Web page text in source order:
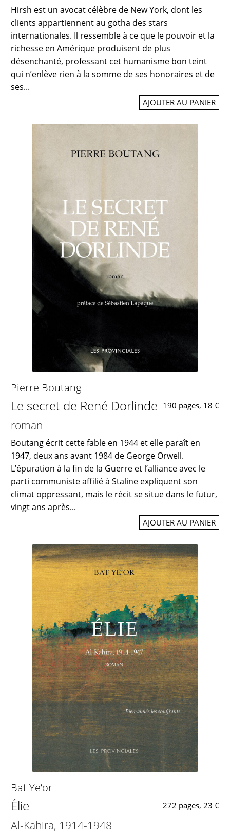
Hirsh est un avocat célèbre de New York, dont les
clients appartiennent au gotha des stars
internationales. Il ressemble à ce que le pouvoir et la
richesse en Amérique produisent de plus
désenchanté, professant cet humanisme bon teint
qui n’enlève rien à la somme de ses honoraires et de
ses...
AJOUTER AU PANIER
Pierre Boutang
Le secret de René Dorlinde 190 pages, 18 €
roman
Boutang écrit cette fable en 1944 et elle paraît en
1947, deux ans avant 1984 de George Orwell.
L’épuration à la fin de la Guerre et l’alliance avec le
parti communiste affilié à Staline expliquent son
climat oppressant, mais le récit se situe dans le futur,
vingt ans après...
AJOUTER AU PANIER
Bat Ye’or
Élie 272 pages, 23 €
Al-Kahira, 1914-1948